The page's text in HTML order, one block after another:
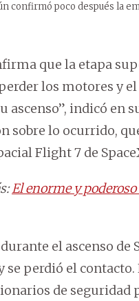
confirmó poco después la
que la etapa
los motores y
ascenso”, indicó en
sobre lo ocurrido,
Flight 7 de
El enorme y
el ascenso
perdió el
de